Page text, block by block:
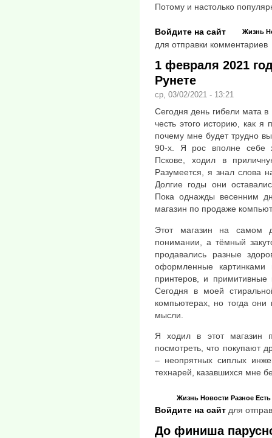
Потому и настолько
Жизнь
Войдите на сайт
для отправки комментариев
1 февраля 2021
Рунете
ср, 03/02/2021 - 13:21
Сегодня день гибели мата
честь этого историю, как
почему мне будет трудно
90-х. Я рос вполне себе
Пскове, ходил в
Разумеется, я знал слова
Долгие годы они
Пока однажды весенним
магазин по продаже
Этот магазин на самом
понимании, а тёмный
продавались разные
оформленные картинками
принтеров, и
Сегодня в моей
компьютерах, но тогда они
мысли.
Я ходил в этот магазин
посмотреть, что покупают
– неопрятных сиплых
технарей, казавшихся мне
Жизнь Новости Разное
Войдите на сайт для
До финиша